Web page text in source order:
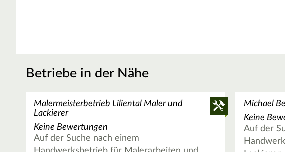
Betriebe in der Nähe
Malermeisterbetrieb Liliental Maler und
Lackierer
Keine Bewertungen
Auf der Suche nach einem
Michael
Keine
Auf der